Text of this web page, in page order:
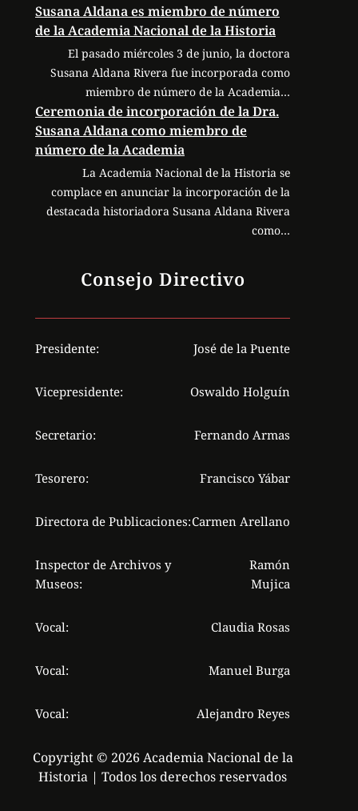
Susana Aldana es miembro de número
de la Academia Nacional de la Historia
El pasado miércoles 3 de junio, la doctora
Susana Aldana Rivera fue incorporada como
miembro de número de la Academia…
Ceremonia de incorporación de la Dra.
Susana Aldana como miembro de
número de la Academia
La Academia Nacional de la Historia se
complace en anunciar la incorporación de la
destacada historiadora Susana Aldana Rivera
como…
Consejo Directivo
Presidente: José de la Puente
Vicepresidente: Oswaldo Holguín
Secretario: Fernando Armas
Tesorero: Francisco Yábar
Directora de Publicaciones:Carmen Arellano
Inspector de Archivos y
Museos:
Ramón
Mujica
Vocal: Claudia Rosas
Vocal: Manuel Burga
Vocal: Alejandro Reyes
Copyright © 2026 Academia Nacional de la
Historia | Todos los derechos reservados